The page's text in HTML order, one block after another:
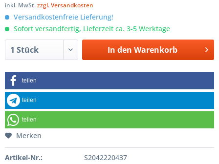
inkl. MwSt.zzgl. Versandkosten
Versandkostenfreie Lieferung!
Sofort versandfertig, Lieferzeit ca. 3-5 Werktage
In den Warenkorb
teilen
teilen
teilen
Merken
Artikel-Nr.:
S2042220437